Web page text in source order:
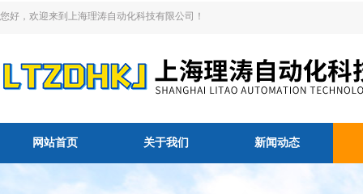
您好，欢迎来到上海理涛自动化科技有限公司！
网站首页 关于我们 新闻动态